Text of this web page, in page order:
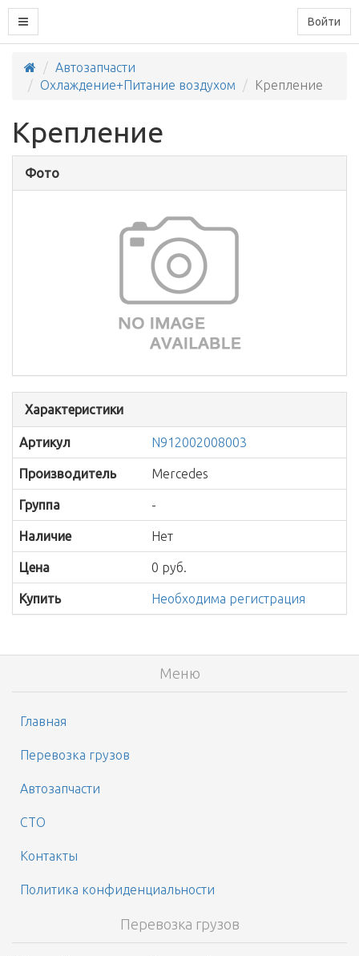
Войти
Автозапчасти
Охлаждение+Питание воздухом
Крепление
Крепление
Фото
Характеристики
Артикул N912002008003
Производитель Mercedes
Группа -
Наличие Нет
Цена 0 руб.
Купить Необходима регистрация
Меню
Главная
Перевозка грузов
Автозапчасти
СТО
Контакты
Политика конфиденциальности
Перевозка грузов